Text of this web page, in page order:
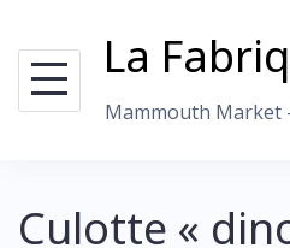
to
content
La
Mammouth Market
Culotte «